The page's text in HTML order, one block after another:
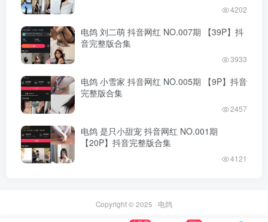
4202
电鸽 刘二萌 抖音网红 NO.007期 【39P】抖
音完整版合集
3933
电鸽 小雪家 抖音网红 NO.005期 【9P】抖音
完整版合集
2457
电鸽 是只小甜宠 抖音网红 NO.001期
【20P】抖音完整版合集
4121
Copyright © 2025 · 电鸽